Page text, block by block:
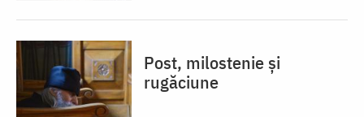
Post, milostenie și
rugăciune